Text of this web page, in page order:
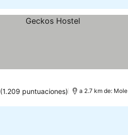
(1.209 puntuaciones) a 2.7 km de: Mole